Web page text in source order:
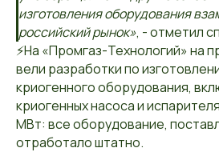
изготовления оборудования
российский рынок», - отметил
⚡На «Промгаз-Технологий» на
вели разработки по
криогенного оборудования,
криогенных насоса и
МВт: все оборудование,
отработало штатно.